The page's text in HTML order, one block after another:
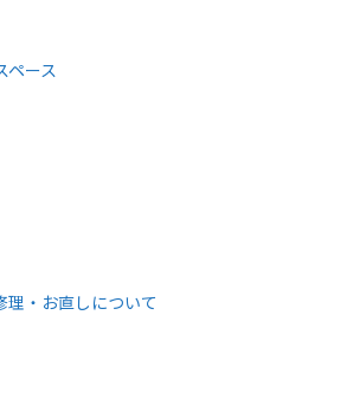
ペース
理・お直しについて